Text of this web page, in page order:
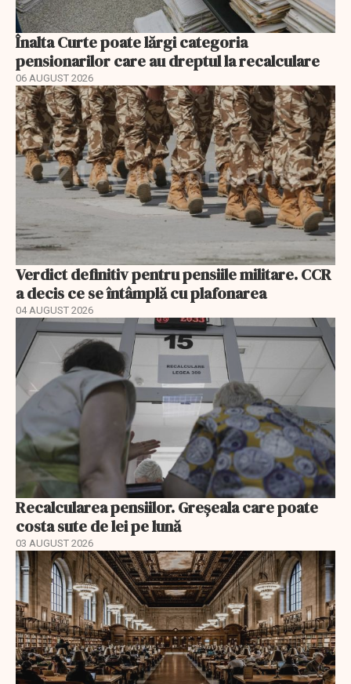
Înalta Curte poate lărgi categoria
pensionarilor care au dreptul la recalculare
06 AUGUST 2026
Verdict definitiv pentru pensiile militare. CCR
a decis ce se întâmplă cu plafonarea
04 AUGUST 2026
Recalcularea pensiilor. Greșeala care poate
costa sute de lei pe lună
03 AUGUST 2026